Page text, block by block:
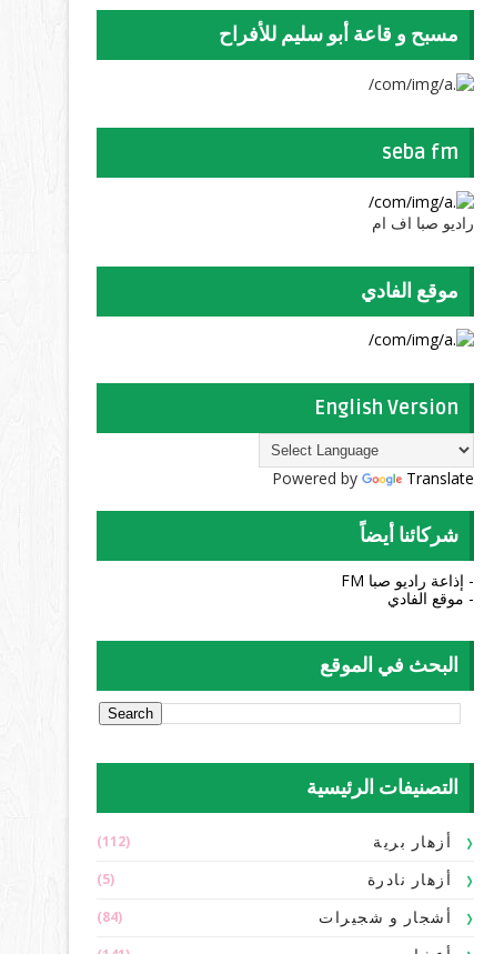
مسبح و قاعة أبو سليم للأفراح
seba fm
راديو صبا اف ام
موقع الفادي
English Version
Powered by Translate
شركائنا أيضاً
- إذاعة راديو صبا FM
- موقع الفادي
البحث في الموقع
التصنيفات الرئيسية
أزهار برية (112)
أزهار نادرة (5)
أشجار و شجيرات (84)